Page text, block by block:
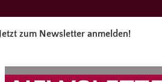
Jetzt zum Newsletter anmelden!